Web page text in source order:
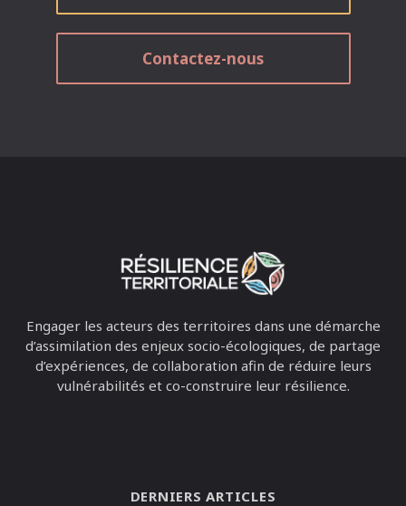
Contactez-nous
Engager les acteurs des territoires dans une démarche
d’assimilation des enjeux socio-écologiques, de partage
d’expériences, de collaboration afin de réduire leurs
vulnérabilités et co-construire leur résilience.
DERNIERS ARTICLES